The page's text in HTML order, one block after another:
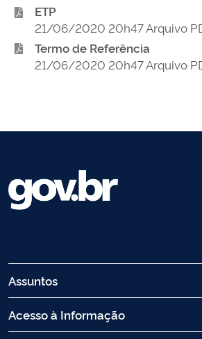
ETP
21/06/2020 20h47 Arquivo
Termo de Referência
21/06/2020 20h47 Arquivo
Assuntos
Acesso à Informação